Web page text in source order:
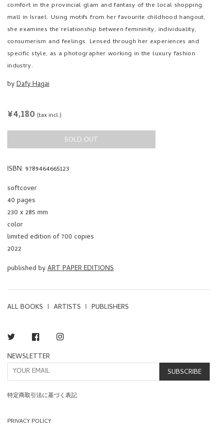
comfort in the provincial glam and fantasy of the local shopping
mall in Israel. Using motifs from her favourite childhood hangout,
she examines the relationship between femininity, individuality,
consumerism and feelings. Lensed through her experiences and
specific style, as a photographer working in the luxury fashion
industry.
byDafy Hagai
REGULAR
¥4,180 (tax incl.)
SOLD OUT
ISBN: 9789464665123
softcover
40 pages
230 x 285 mm
color
limited edition of 700 copies
2022
published byART PAPER EDITIONS
ALL BOOKS ARTISTS PUBLISHERS
Twitter Facebook
NEWSLETTER
SUBSCRIBE
特定商取引法に基づく表記
PRIVACY POLICY